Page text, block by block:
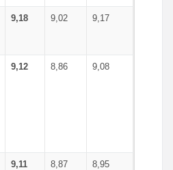
9,18 9,02 9,17
9,12 8,86 9,08
9,11 8,87 8,95